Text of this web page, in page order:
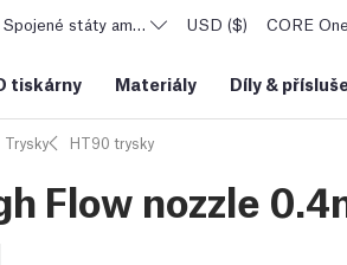
Spojené státy americké USD ($) CORE
tiskárny Materiály Díly &
Trysky HT90 trysky
Flow nozzle